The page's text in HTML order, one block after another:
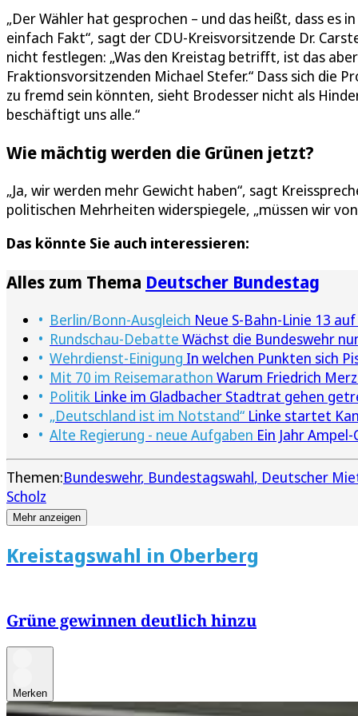
„Der Wähler hat gesprochen – und das heißt, dass es
einfach Fakt“, sagt der CDU-Kreisvorsitzende Dr.
nicht festlegen: „Was den Kreistag betrifft, ist das
Fraktionsvorsitzenden Michael Stefer.“ Dass sich die
zu fremd sein könnten, sieht Brodesser nicht als
beschäftigt uns alle.“
Wie mächtig werden die Grünen jetzt?
„Ja, wir werden mehr Gewicht haben“, sagt
politischen Mehrheiten widerspiegele, „müssen wir
Das könnte Sie auch interessieren:
Alles zum Thema Deutscher Bundestag
Berlin/Bonn-Ausgleich Neue S-Bahn-Linie 13
Rundschau-Debatte Wächst die Bundeswehr
Wehrdienst-Einigung In welchen Punkten sich
Mit 70 im Reisemarathon Warum Friedrich
Politik Linke im Gladbacher Stadtrat gehen
„Deutschland ist im Notstand“ Linke startet
Alte Regierung - neue Aufgaben Ein Jahr
Themen:Bundeswehr Bundestagswahl Deutscher
Scholz
Mehr anzeigen
Kreistagswahl in Oberberg
Grüne gewinnen deutlich hinzu
Merken